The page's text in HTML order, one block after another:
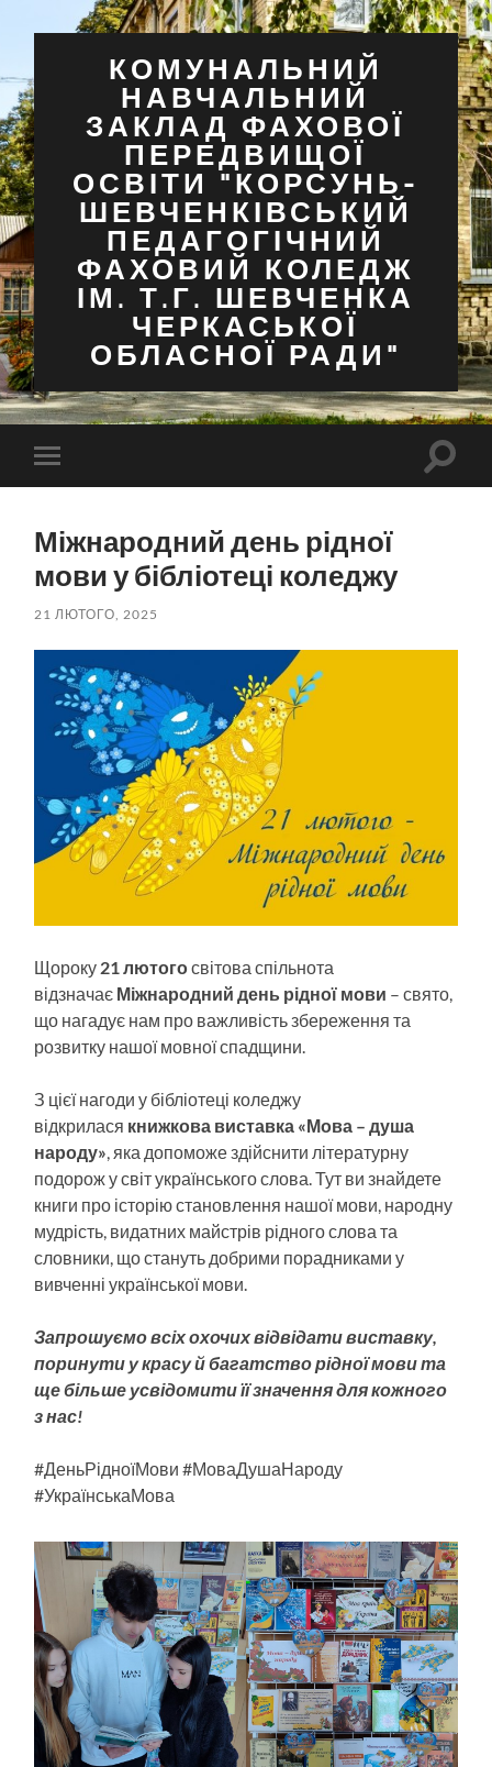
КОМУНАЛЬНИЙ
НАВЧАЛЬНИЙ
ЗАКЛАД ФАХОВОЇ
ПЕРЕДВИЩОЇ
ОСВІТИ "КОРСУНЬ-
ШЕВЧЕНКІВСЬКИЙ
ПЕДАГОГІЧНИЙ
ФАХОВИЙ КОЛЕДЖ
ІМ. Т.Г. ШЕВЧЕНКА
ЧЕРКАСЬКОЇ
ОБЛАСНОЇ РАДИ"
Перемкнути
мобільне
Міжнародний день рідної
мови у бібліотеці коледжу
21 ЛЮТОГО, 2025
Щороку 21 лютогосвітова спільнота
відзначає Міжнародний день рідної мови – свято,
що нагадує нам про важливість збереження та
розвитку нашої мовної спадщини.
З цієї нагоди у бібліотеці коледжу
відкрилася книжкова виставка «Мова – душа
народу», яка допоможе здійснити літературну
подорож у світ українського слова. Тут ви знайдете
книги про історію становлення нашої мови, народну
мудрість, видатних майстрів рідного слова та
словники, що стануть добрими порадниками у
вивченні української мови.
Запрошуємо всіх охочих відвідати виставку,
поринути у красу й багатство рідної мови та
ще більше усвідомити її значення для кожного
з нас!
#ДеньРідноїМови #МоваДушаНароду
#УкраїнськаМова